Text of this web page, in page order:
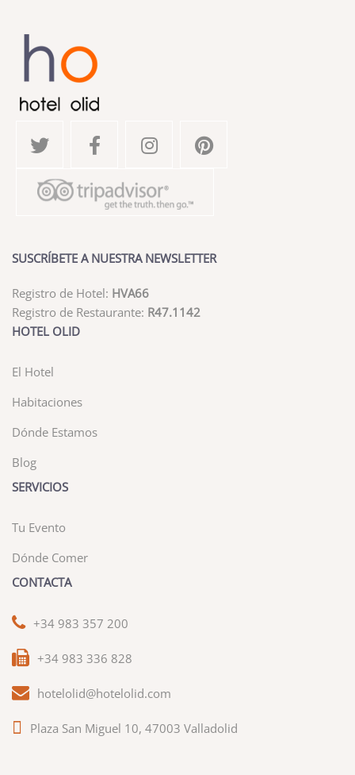
SUSCRÍBETE A NUESTRA NEWSLETTER
Registro de Hotel: HVA66
Registro de Restaurante: R47.1142
HOTEL OLID
El Hotel
Habitaciones
Dónde Estamos
Blog
SERVICIOS
Tu Evento
Dónde Comer
CONTACTA
+34 983 357 200
+34 983 336 828
hotelolid@hotelolid.com
Plaza San Miguel 10, 47003 Valladolid